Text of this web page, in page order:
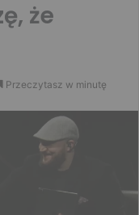
że
Przeczytasz w minutę